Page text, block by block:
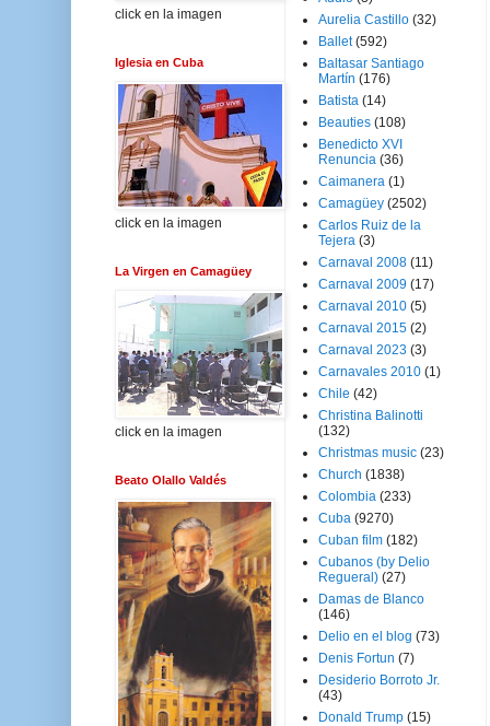
click en la imagen
Iglesia en Cuba
click en la imagen
La Virgen en Camagüey
click en la imagen
Beato Olallo Valdés
Aurelia Castillo (32)
Ballet (592)
Baltasar Santiago
Martín (176)
Batista (14)
Beauties (108)
Benedicto XVI
Renuncia (36)
Caimanera (1)
Camagüey (2502)
Carlos Ruiz de la
Tejera (3)
Carnaval 2008 (11)
Carnaval 2009 (17)
Carnaval 2010 (5)
Carnaval 2015 (2)
Carnaval 2023 (3)
Carnavales 2010 (1)
Chile (42)
Christina Balinotti
(132)
Christmas music (23)
Church (1838)
Colombia (233)
Cuba (9270)
Cuban film (182)
Cubanos (by Delio
Regueral) (27)
Damas de Blanco
(146)
Delio en el blog (73)
Denis Fortun (7)
Desiderio Borroto Jr.
(43)
Donald Trump (15)